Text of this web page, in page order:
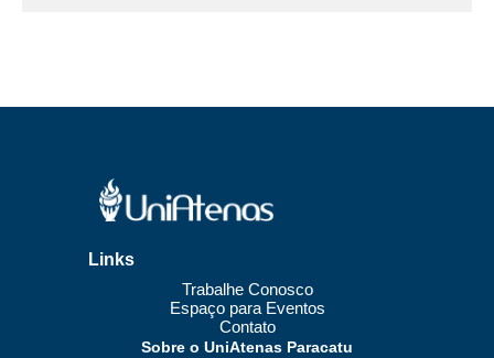
Links
Trabalhe Conosco
Espaço para Eventos
Contato
Sobre o UniAtenas Paracatu